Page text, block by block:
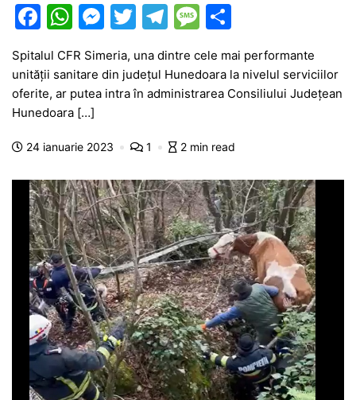
F
c
e
b
o
k
W
at
s
A
p
M
e
s
s
n
er
T
itt
er
T
e
gr
m
M
s
s
g
ar
ta
je
z
Spitalul CFR Simeria, una dintre cele mai performante
unității sanitare din județul Hunedoara la nivelul serviciilor
oferite, ar putea intra în administrarea Consiliului Județean
Hunedoara […]
24 ianuarie 2023 1 2 min read